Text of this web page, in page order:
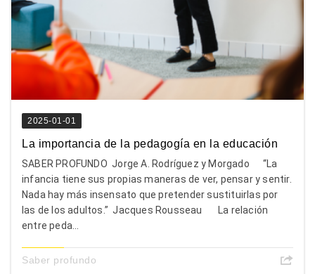
2025-01-01
La importancia de la pedagogía en la educación
SABER PROFUNDO Jorge A. Rodríguez y Morgado “La
infancia tiene sus propias maneras de ver, pensar y sentir.
Nada hay más insensato que pretender sustituirlas por
las de los adultos.” Jacques Rousseau La relación
entre peda...
Saber profundo